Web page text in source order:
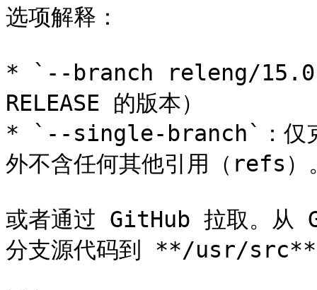
选项解释：
* `--branch releng/15.0`
RELEASE 的版本）
* `--single-branch`：仅克
外不含任何其他引用（refs）
或者通过 GitHub 拉取。
分支源代码到 **/usr/src**